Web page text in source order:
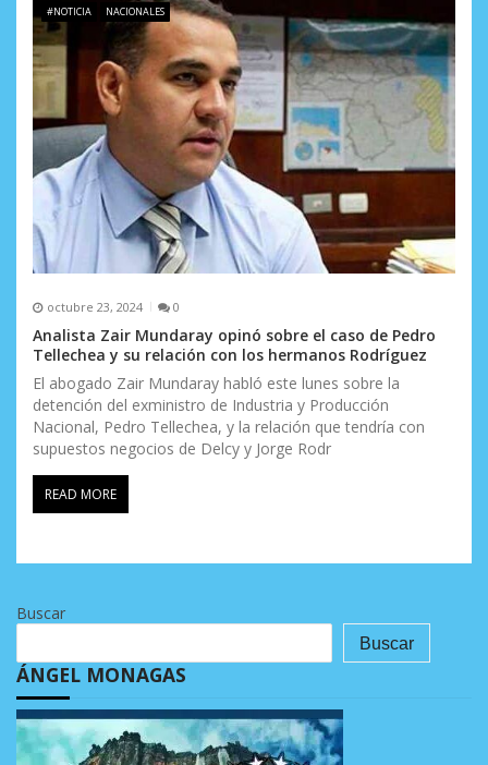
#NOTICIA NACIONALES
octubre 23, 2024 0
Analista Zair Mundaray opinó sobre el caso de Pedro
Tellechea y su relación con los hermanos Rodríguez
El abogado Zair Mundaray habló este lunes sobre la
detención del exministro de Industria y Producción
Nacional, Pedro Tellechea, y la relación que tendría con
supuestos negocios de Delcy y Jorge Rodr
READ MORE
Buscar
Buscar
ÁNGEL MONAGAS